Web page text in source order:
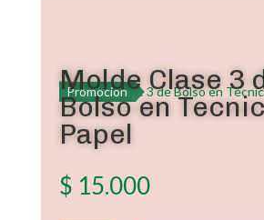
Promoción
Molde Clase 3
Bolso en
Papel
$ 15.000